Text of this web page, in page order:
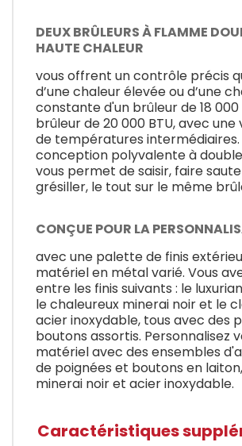
DEUX BRÛLEURS À FLAMME
HAUTE CHALEUR
vous offrent un contrôle précis
d’une chaleur élevée ou d’une
constante d'un brûleur de 18 000
brûleur de 20 000 BTU, avec
de températures intermédiaires.
conception polyvalente à
vous permet de saisir, faire
grésiller, le tout sur le même
CONÇUE POUR LA
avec une palette de finis
matériel en métal varié. Vous
entre les finis suivants : le
le chaleureux minerai noir et le
acier inoxydable, tous avec des
boutons assortis. Personnalisez
matériel avec des ensembles
de poignées et boutons en
minerai noir et acier inoxydable.
Caractéristiques